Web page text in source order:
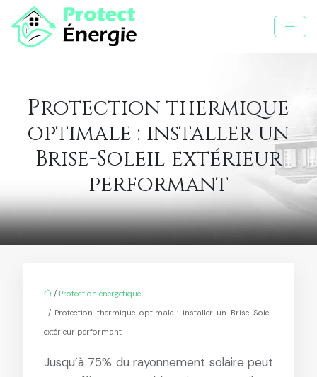
Protection thermique
optimale : installer un
Brise-Soleil extérieur
performant
/ Protection énergétique
/ Protection thermique optimale : installer un Brise-Soleil
extérieur performant
Jusqu’à 75% du rayonnement solaire peut